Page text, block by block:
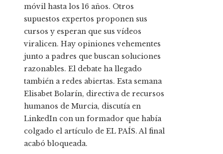
móvil hasta los 16 años. Otros
supuestos expertos proponen sus
cursos y esperan que sus vídeos
viralicen. Hay opiniones vehementes
junto a padres que buscan soluciones
razonables. El debate ha llegado
también a redes abiertas. Esta semana
Elisabet Bolarín, directiva de recursos
humanos de Murcia, discutía en
LinkedIn con un formador que había
colgado el artículo de EL PAÍS. Al final
acabó bloqueada.